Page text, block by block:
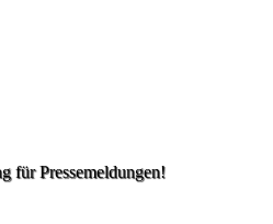
für Pressemeldungen!